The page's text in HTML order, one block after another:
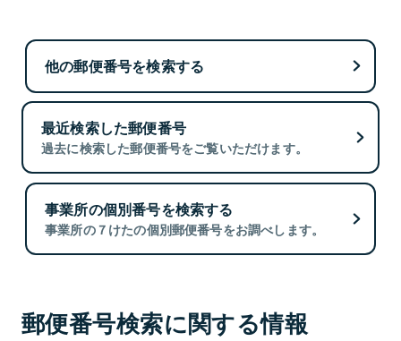
他の郵便番号を検索する
最近検索した郵便番号
過去に検索した郵便番号をご覧いただけます。
事業所の個別番号を検索する
事業所の７けたの個別郵便番号をお調べします。
郵便番号検索に関する情報